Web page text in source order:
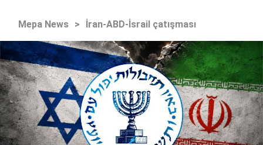
Mepa News > İran-ABD-İsrail çatışması